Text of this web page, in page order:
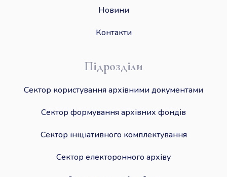
Новини
Контакти
Підрозділи
Сектор користування архівними документами
Сектор формування архівних фондів
Сектор ініціативного комплектування
Сектор електоронного архіву